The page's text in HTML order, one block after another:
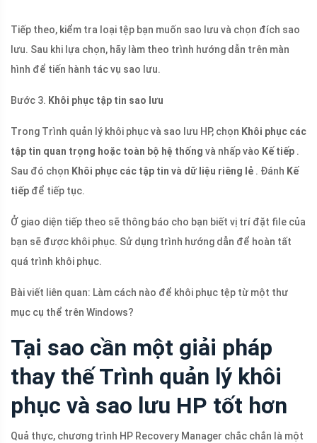
Tiếp theo, kiểm tra loại tệp bạn muốn sao lưu và chọn đích sao
lưu. Sau khi lựa chọn, hãy làm theo trình hướng dẫn trên màn
hình để tiến hành tác vụ sao lưu.
Bước 3. Khôi phục tập tin sao lưu
Trong Trình quản lý khôi phục và sao lưu HP, chọn Khôi phục các
tập tin quan trọng hoặc toàn bộ hệ thống và nhấp vào Kế tiếp .
Sau đó chọn Khôi phục các tập tin và dữ liệu riêng lẻ . Đánh Kế
tiếp để tiếp tục.
Ở giao diện tiếp theo sẽ thông báo cho bạn biết vị trí đặt file của
bạn sẽ được khôi phục. Sử dụng trình hướng dẫn để hoàn tất
quá trình khôi phục.
Bài viết liên quan: Làm cách nào để khôi phục tệp từ một thư
mục cụ thể trên Windows?
Tại sao cần một giải pháp
thay thế Trình quản lý khôi
phục và sao lưu HP tốt hơn
Quả thực, chương trình HP Recovery Manager chắc chắn là một